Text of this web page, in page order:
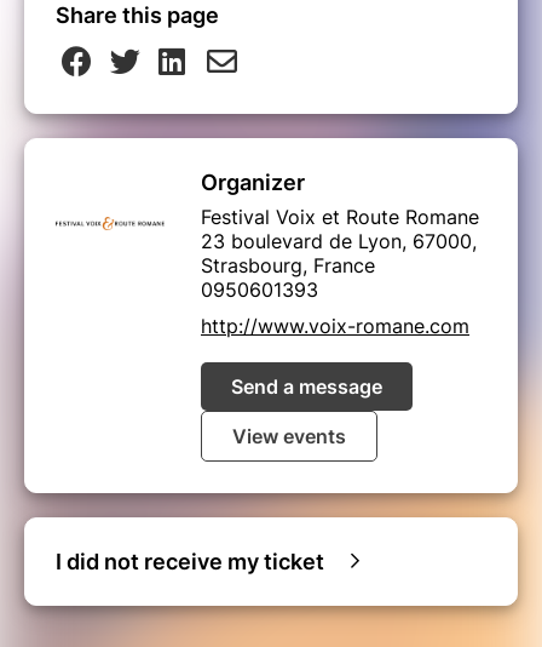
Share this page
Organizer
Festival Voix et Route Romane
23 boulevard de Lyon, 67000,
Strasbourg, France
0950601393
http://www.voix-romane.com
Send a message
View events
I did not receive my ticket